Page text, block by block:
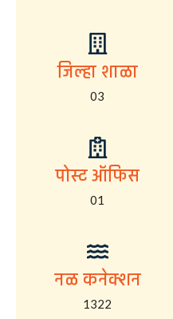
जिल्हा शाळा
03
पोस्ट ऑफिस
01
नळ कनेक्शन
1322